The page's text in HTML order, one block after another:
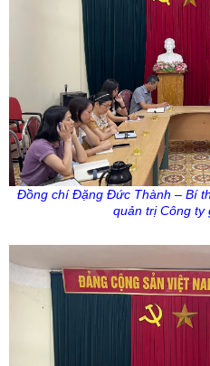
Đồng chí Đặng Đức Thành – Bí
quản trị Công ty